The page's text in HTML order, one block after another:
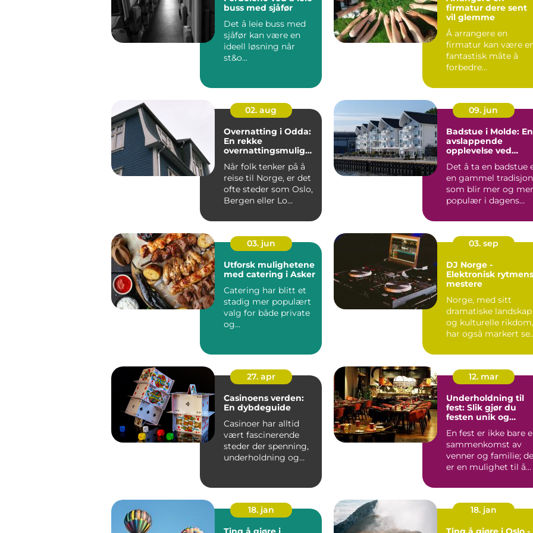
buss med sjåfør
Det å leie buss med
sjåfør kan være en
ideell løsning når
st&o...
firmatur dere sent
vil glemme
Å arrangere en
firmatur kan være
fantastisk måte å
forbedre
02. aug
Overnatting i Odda:
En rekke
overnattingsmuligh
Når folk tenker på å
reise til Norge, er det
ofte steder som Oslo,
Bergen eller Lo...
09. jun
Badstue i Molde: En
avslappende
opplevelse ved
Det å ta en badstue
en gammel tradisjon
som blir mer og mer
populær i dagens
03. jun
Utforsk mulighetene
med catering i Asker
Catering har blitt et
stadig mer populært
valg for både private
og
03. sep
DJ Norge -
Elektronisk rytmens
mestere
Norge, med sitt
dramatiske landskap
og kulturelle rikdom,
har også markert
27. apr
Casinoens verden:
En dybdeguide
Casinoer har alltid
vært fascinerende
steder der spenning,
underholdning og
12. mar
Underholdning til
fest: Slik gjør du
festen unik og
En fest er ikke bare
sammenkomst av
venner og familie;
er en mulighet til å
18. jan
18. jan